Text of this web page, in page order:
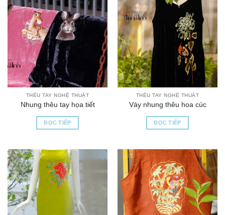
THÊU TAY NGHỆ THUẬT
Nhung thêu tay họa tiết
ĐỌC TIẾP
THÊU TAY NGHỆ THUẬT
Váy nhung thêu hoa cúc
ĐỌC TIẾP